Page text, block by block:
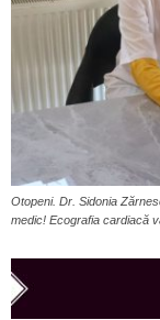
Otopeni. Dr. Sidonia
medic! Ecografia cardiacă